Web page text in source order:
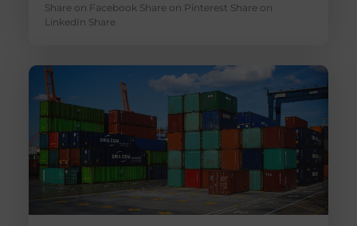
Share on Facebook Share on Pinterest Share on
LinkedIn Share